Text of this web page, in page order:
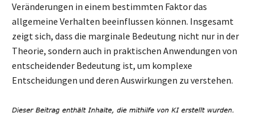
Veränderungen in einem bestimmten Faktor das
allgemeine Verhalten beeinflussen können. Insgesamt
zeigt sich, dass die marginale Bedeutung nicht nur in der
Theorie, sondern auch in praktischen Anwendungen von
entscheidender Bedeutung ist, um komplexe
Entscheidungen und deren Auswirkungen zu verstehen.